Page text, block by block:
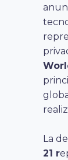
La
21 r